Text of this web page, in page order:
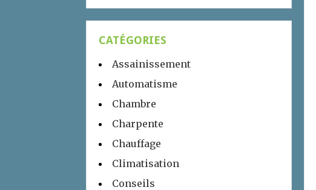
CATÉGORIES
Assainissement
Automatisme
Chambre
Charpente
Chauffage
Climatisation
Conseils